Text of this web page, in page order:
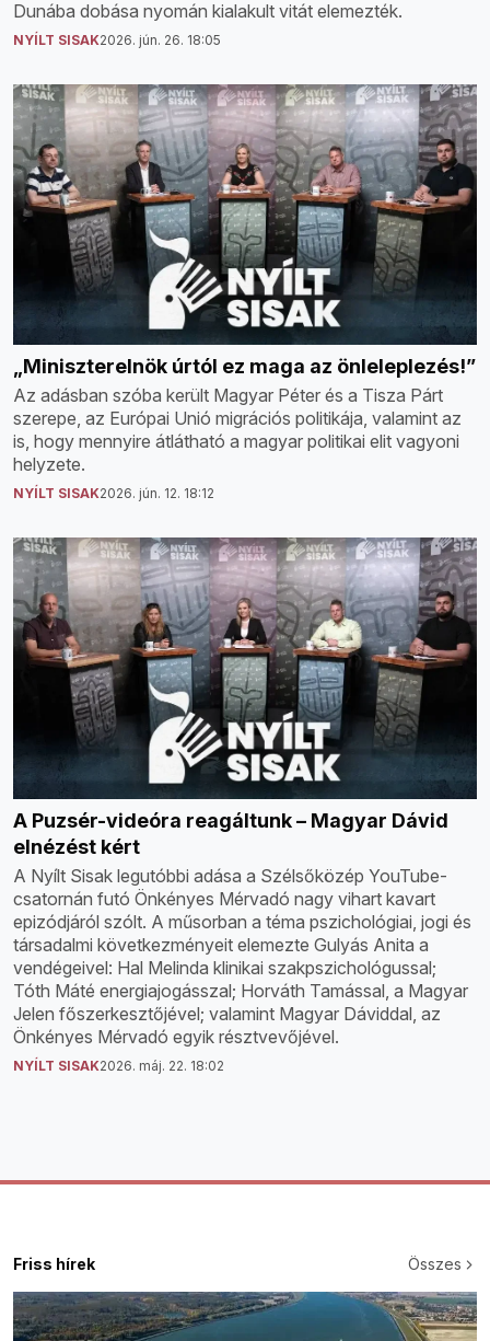
Dunába dobása nyomán kialakult vitát elemezték.
NYÍLT SISAK2026. jún. 26. 18:05
„Miniszterelnök úrtól ez maga az önleleplezés!”
Az adásban szóba került Magyar Péter és a Tisza Párt
szerepe, az Európai Unió migrációs politikája, valamint az
is, hogy mennyire átlátható a magyar politikai elit vagyoni
helyzete.
NYÍLT SISAK2026. jún. 12. 18:12
A Puzsér-videóra reagáltunk – Magyar Dávid
elnézést kért
A Nyílt Sisak legutóbbi adása a Szélsőközép YouTube-
csatornán futó Önkényes Mérvadó nagy vihart kavart
epizódjáról szólt. A műsorban a téma pszichológiai, jogi és
társadalmi következményeit elemezte Gulyás Anita a
vendégeivel: Hal Melinda klinikai szakpszichológussal;
Tóth Máté energiajogásszal; Horváth Tamással, a Magyar
Jelen főszerkesztőjével; valamint Magyar Dáviddal, az
Önkényes Mérvadó egyik résztvevőjével.
NYÍLT SISAK2026. máj. 22. 18:02
Friss hírek Összes